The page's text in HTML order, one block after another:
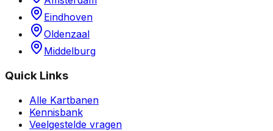
Eindhoven
Oldenzaal
Middelburg
Quick Links
Alle Kartbanen
Kennisbank
Veelgestelde vragen